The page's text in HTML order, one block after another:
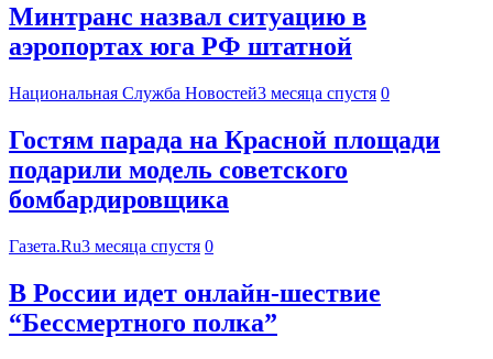
Минтранс назвал ситуацию в
аэропортах юга РФ штатной
Национальная Служба Новостей3 месяца спустя 0
Гостям парада на Красной площади
подарили модель советского
бомбардировщика
Газета.Ru3 месяца спустя 0
В России идет онлайн-шествие
“Бессмертного полка”